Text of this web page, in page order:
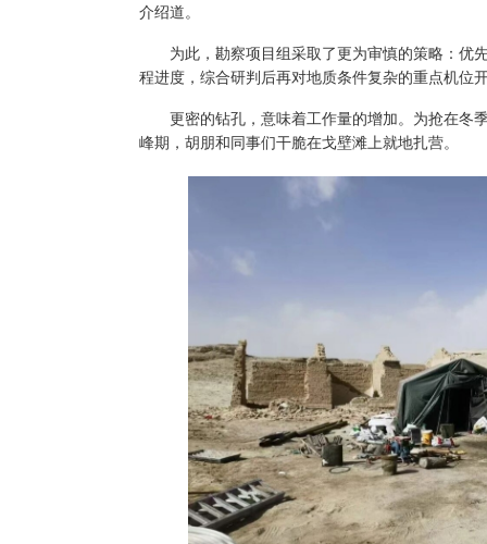
介绍道。
为此，勘察项目组采取了更为审慎的策略：优先
程进度，综合研判后再对地质条件复杂的重点机位
更密的钻孔，意味着工作量的增加。为抢在冬
峰期，胡朋和同事们干脆在戈壁滩上就地扎营。